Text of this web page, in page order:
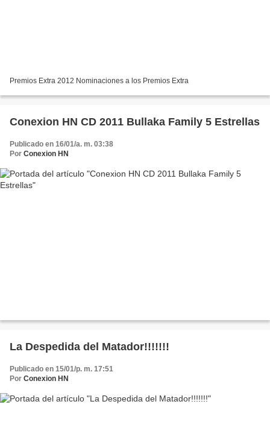
Premios Extra 2012 Nominaciones a los Premios Extra
Conexion HN CD 2011 Bullaka Family 5 Estrellas
Publicado en 16/01/a. m. 03:38
Por Conexion HN
La Despedida del Matador!!!!!!!
Publicado en 15/01/p. m. 17:51
Por Conexion HN